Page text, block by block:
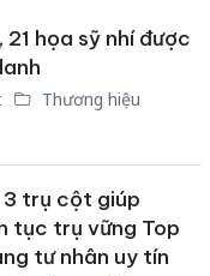
21 họa sỹ nhí được
Thương hiệu
3 trụ cột giúp
tục trụ vững Top
tư nhân uy tín